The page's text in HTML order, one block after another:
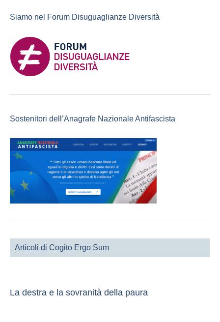
Siamo nel Forum Disuguaglianze Diversità
Sostenitori dell’Anagrafe Nazionale Antifascista
Articoli di Cogito Ergo Sum
La destra e la sovranità della paura